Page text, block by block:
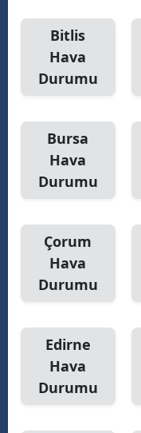
Bitlis
Hava
Durumu
Bursa
Hava
Durumu
Çorum
Hava
Durumu
Edirne
Hava
Durumu